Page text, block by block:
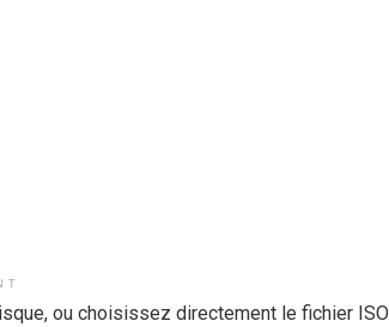
ou choisissez directement le fichier ISO